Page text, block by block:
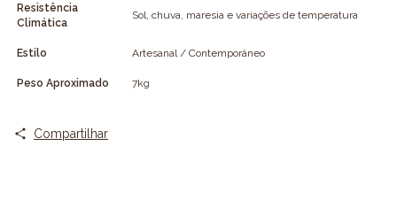
Resistência
Climática
Sol, chuva, maresia e variações de temperatura
Estilo Artesanal / Contemporâneo
Peso Aproximado 7kg
Compartilhar